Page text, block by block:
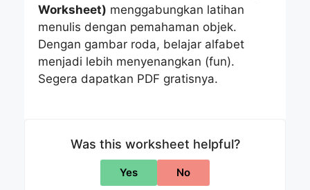
Worksheet) menggabungkan latihan
menulis dengan pemahaman objek.
Dengan gambar roda, belajar alfabet
menjadi lebih menyenangkan (fun).
Segera dapatkan PDF gratisnya.
Was this worksheet helpful?
Yes No